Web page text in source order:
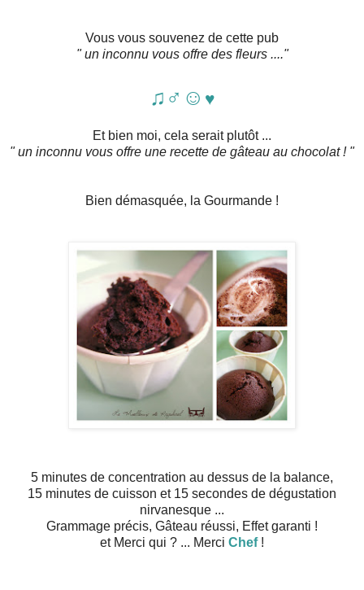
Vous vous souvenez de cette pub
" un inconnu vous offre des fleurs ...."
♫♂☺ ♥
Et bien moi, cela serait plutôt ...
" un inconnu vous offre une recette de gâteau au chocolat ! "
Bien démasquée, la Gourmande !
5 minutes de concentration au dessus de la balance,
15 minutes de cuisson et 15 secondes de dégustation
nirvanesque ...
Grammage précis, Gâteau réussi, Effet garanti !
et Merci qui ? ... Merci Chef!